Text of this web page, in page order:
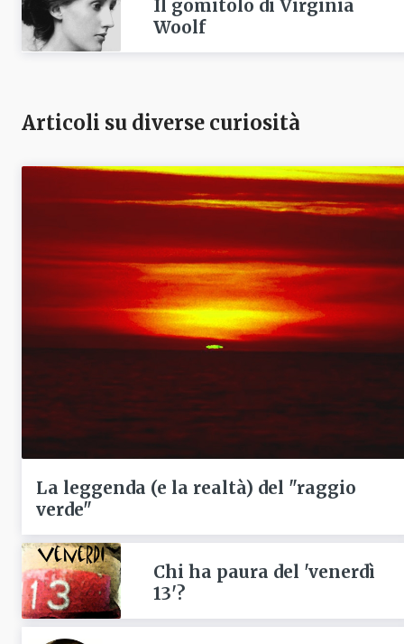
Il gomitolo di Virginia
Woolf
Articoli su diverse curiosità
La leggenda (e la realtà) del "raggio
verde"
Chi ha paura del 'venerdì
13'?